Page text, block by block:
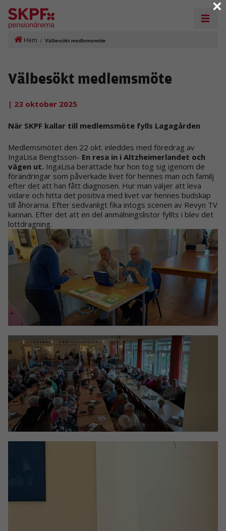
Hem / Välbesökt medlemsmöte
Välbesökt medlemsmöte
| 23 oktober 2025
När SKPF kallar till medlemsmöte fylls Lagagården
Medlemsmötet den 22 okt. inleddes med föredrag av
IngaLisa Bengtsson- En resa in i Altzheimerlandet och
vägen ut. IngaLisa berättade hur hon tog sig igenom de
förändringar som påverkade livet för hennes man och familj
efter det att han fått diagnosen. Hur man väljer att leva
vidare och hitta det positiva med livet var hennes budskap
till åhörarna. Efter sedvanligt fika intogs scenen av Revyn TV
kannan. Efter det att en del anmälningslistor fyllts i blev det
lottdragning.
×